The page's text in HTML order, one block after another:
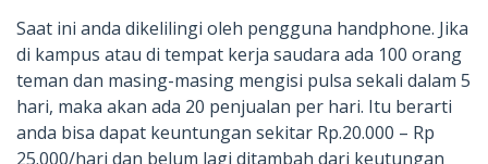
Saat ini anda dikelilingi oleh pengguna handphone. Jika
di kampus atau di tempat kerja saudara ada 100 orang
teman dan masing-masing mengisi pulsa sekali dalam 5
hari, maka akan ada 20 penjualan per hari. Itu berarti
anda bisa dapat keuntungan sekitar Rp.20.000 – Rp
25.000/hari dan belum lagi ditambah dari keutungan